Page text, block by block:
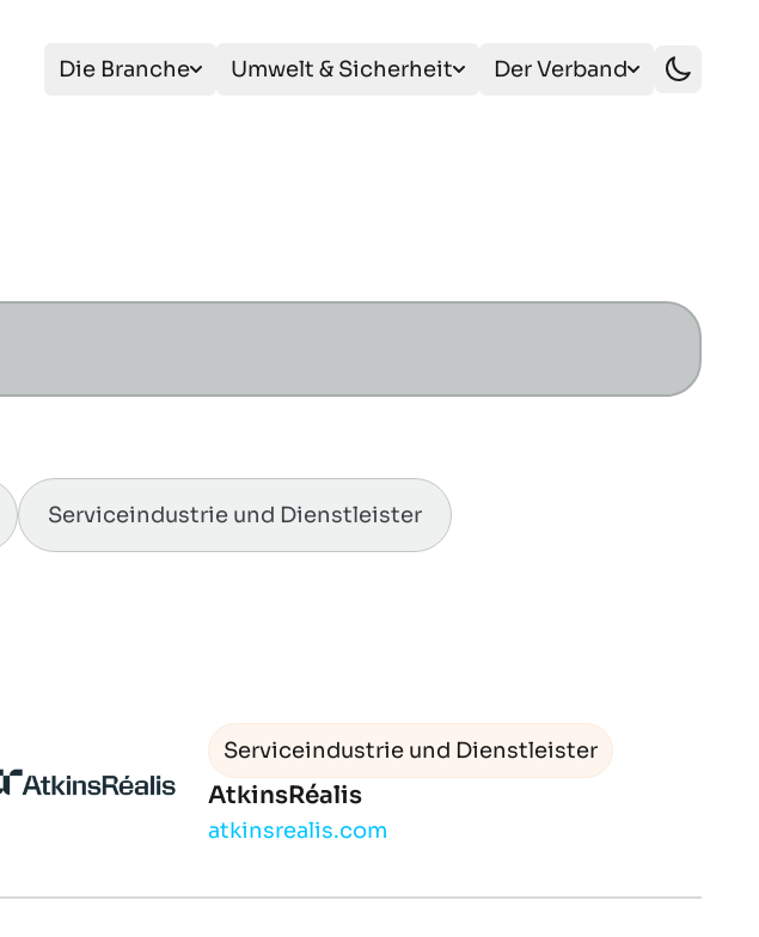
Die Branche Umwelt & Sicherheit Der Verband
Serviceindustrie und Dienstleister
Serviceindustrie und Dienstleister
AtkinsRéalis
atkinsrealis.com